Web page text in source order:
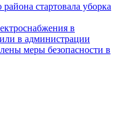
стартовала уборка
в
в администрации
меры безопасности в